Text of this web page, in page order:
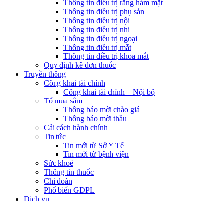
Thông tin điều trị răng hàm mặt
Thông tin điều trị phụ sản
Thông tin điều trị nội
Thông tin điều trị nhi
Thông tin điều trị ngoại
Thông tin điều trị mắt
Thông tin điều trị khoa mắt
Quy định kê đơn thuốc
Truyền thông
Công khai tài chính
Công khai tài chính – Nội bộ
Tổ mua sắm
Thông báo mời chào giá
Thông báo mời thầu
Cải cách hành chính
Tin tức
Tin mới từ Sở Y Tế
Tin mới từ bệnh viện
Sức khoẻ
Thông tin thuốc
Chi đoàn
Phổ biến GDPL
Dịch vụ